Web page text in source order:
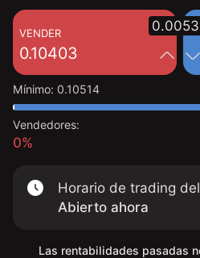
VENDER
0.10403
Mínimo: 0.10514
Vendedores:
0%
Horario de trading
Abierto ahora
Las rentabilidades pasadas